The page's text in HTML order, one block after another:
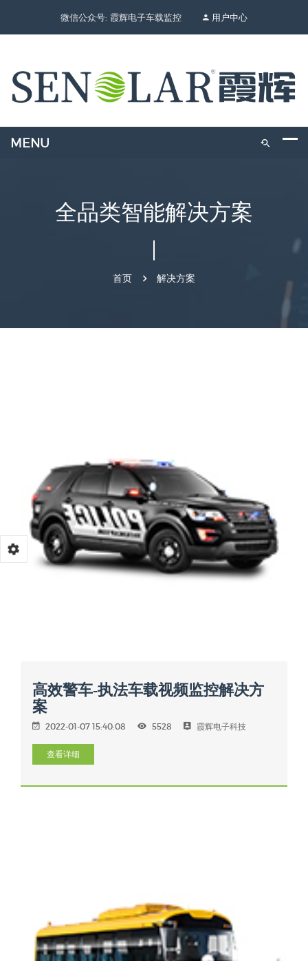
微信公众号: 霞辉电子车载监控 用户中心
全品类智能解决方案
首页 解决方案
高效警车-执法车载视频监控解决方
案
2022-01-07 15:40:08 5528 霞辉电子科技
查看详细